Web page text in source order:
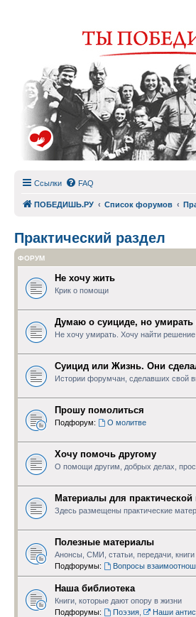
Ссылки FAQ
ПОБЕДИШЬ.РУ Список форумов
Практический раздел
ФОРУМ
Не хочу жить
Крик о помощи
Думаю о суициде, но умирать
Не хочу умирать. Хочу найти
Суицид или Жизнь. Они
Истории форумчан, сделавших свой
Прошу помолиться
Подфорум: О молитве
Хочу помочь другому
О помощи другим, добрых делах,
Материалы для
Здесь размещены практические
Полезные материалы
Анонсы, СМИ, статьи, передачи, книги
Подфорумы:
Вопросы
Наша библиотека
Книги, которые дают опору в жизни
Подфорумы:
Поэзия, Наши